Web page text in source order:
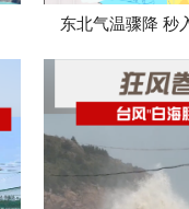
东北气温骤降 秒